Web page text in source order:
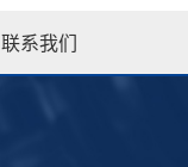
联系我们